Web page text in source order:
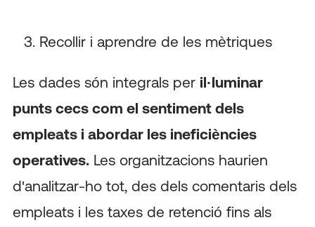
Recollir i aprendre de les mètriques
Les dades són integrals per il·luminar
punts cecs com el sentiment dels
empleats i abordar les ineficiències
operatives. Les organitzacions haurien
d'analitzar-ho tot, des dels comentaris dels
empleats i les taxes de retenció fins als